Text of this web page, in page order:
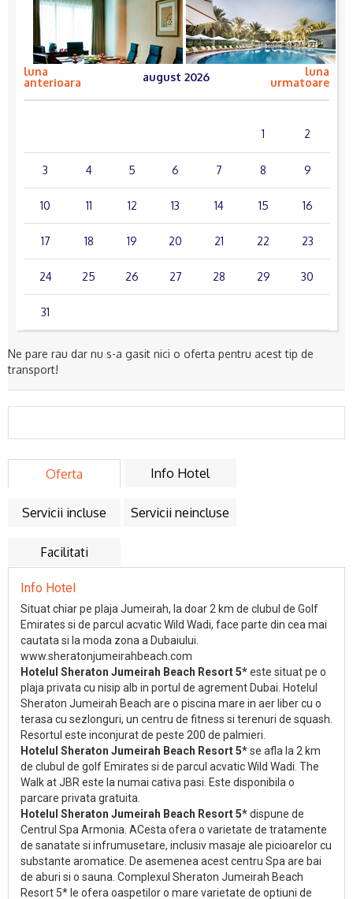
luna
anterioara
august 2026
luna
urmatoare
1
2
3 4 5 6 7 8 9
10 11 12 13 14 15 16
17 18 19 20 21 22 23
24 25 26 27 28 29 30
31
Ne pare rau dar nu s-a gasit nici o oferta pentru acest tip de
transport!
Oferta Info Hotel
Servicii incluse Servicii neincluse
Facilitati
Info Hotel
Situat chiar pe plaja Jumeirah, la doar 2 km de clubul de Golf
Emirates si de parcul acvatic Wild Wadi, face parte din cea mai
cautata si la moda zona a Dubaiului.
www.sheratonjumeirahbeach.com
Hotelul Sheraton Jumeirah Beach Resort 5*este situat pe o
plaja privata cu nisip alb in portul de agrement Dubai. Hotelul
Sheraton Jumeirah Beach are o piscina mare in aer liber cu o
terasa cu sezlonguri, un centru de fitness si terenuri de squash.
Resortul este inconjurat de peste 200 de palmieri.
Hotelul Sheraton Jumeirah Beach Resort 5*se afla la 2 km
de clubul de golf Emirates si de parcul acvatic Wild Wadi. The
Walk at JBR este la numai cativa pasi. Este disponibila o
parcare privata gratuita.
Hotelul Sheraton Jumeirah Beach Resort 5*dispune de
Centrul Spa Armonia. ACesta ofera o varietate de tratamente
de sanatate si infrumusetare, inclusiv masaje ale picioarelor cu
substante aromatice. De asemenea acest centru Spa are bai
de aburi si o sauna. Complexul Sheraton Jumeirah Beach
Resort 5* le ofera oaspetilor o mare varietate de optiuni de